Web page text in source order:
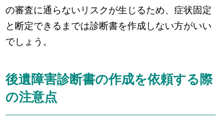
の審査に通らないリスクが生じるため、症状固定
と断定できるまでは診断書を作成しない方がいい
でしょう。
後遺障害診断書の作成を依頼する際
の注意点